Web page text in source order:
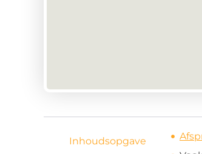
Inhoudsopgave